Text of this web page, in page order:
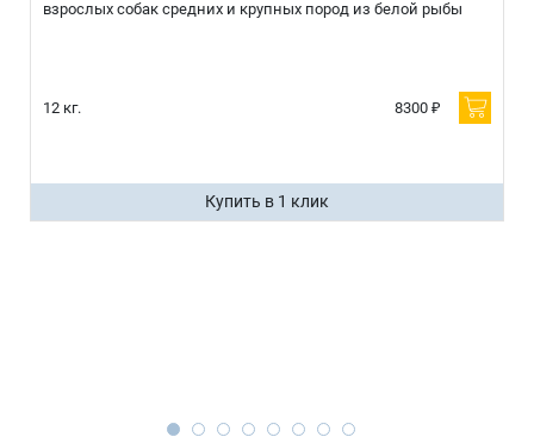
взрослых собак средних и крупных пород из белой рыбы
12 кг. 8300 ₽
Купить в 1 клик